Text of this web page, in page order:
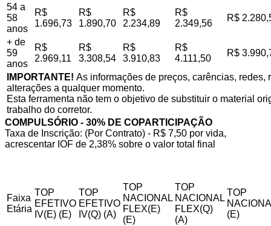
54 a
58
anos
R$
1.696,73
R$
1.890,70
R$
2.234,89
R$
2.349,56
R$
+ de
59
anos
R$
2.969,11
R$
3.308,54
R$
3.910,83
R$
4.111,50
R$
IMPORTANTE! As informações de preços, carências,
alterações a qualquer momento.
Esta ferramenta não tem o objetivo de substituir o material
trabalho do corretor.
COMPULSÓRIO - 30% DE COPARTICIPAÇÃO
Taxa de Inscrição: (Por Contrato) - R$ 7,50 por vida,
acrescentar IOF de 2,38% sobre o valor total final
Faixa
Etária
TOP
EFETIVO
IV(E) (E)
TOP
EFETIVO
IV(Q) (A)
TOP
NACIONAL
FLEX(E)
(E)
TOP
NACIONAL
FLEX(Q)
(A)
TOP
(E)